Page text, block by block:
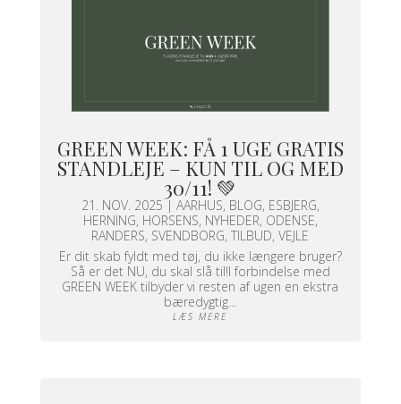
GREEN WEEK: FÅ 1 UGE GRATIS
STANDLEJE – KUN TIL OG MED
30/11! 💚
21. NOV. 2025| AARHUS, BLOG, ESBJERG,
HERNING, HORSENS, NYHEDER, ODENSE,
RANDERS, SVENDBORG,TILBUD,VEJLE
Er dit skab fyldt med tøj, du ikke længere bruger?
Så er det NU, du skal slå til!I forbindelse med
GREEN WEEK tilbyder vi resten af ugen en ekstra
bæredygtig...
LÆS MERE